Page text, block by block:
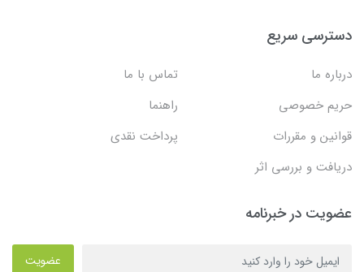
دسترسی سریع
درباره ما
تماس با ما
حریم خصوصی
راهنما
قوانین و مقررات
پرداخت نقدی
دریافت و بررسی اثر
عضویت در خبرنامه
عضویت